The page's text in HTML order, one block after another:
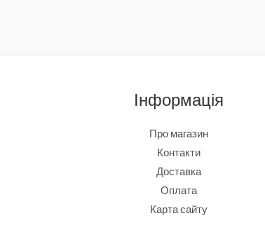
Інформація
Про магазин
Контакти
Доставка
Оплата
Карта сайту